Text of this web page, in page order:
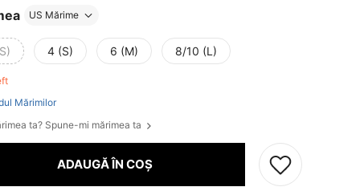
US Mărime
4 (S) 6 (M) 8/10 (L)
Mărimilor
ta? Spune-mi mărimea ta
ADAUGĂ ÎN COȘ